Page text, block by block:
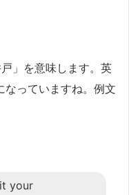
」を意味します。英
なっていますね。例文
your